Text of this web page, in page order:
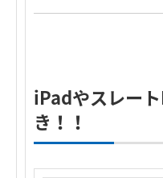
iPadやスレー
き！！